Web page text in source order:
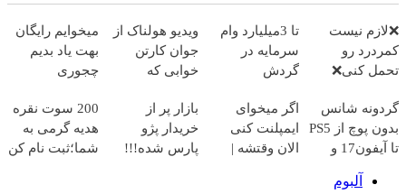
❌لازم نیست
کمردرد رو
تحمل کنی❌
جراحی و قرص
(پرسشنامه)
تا 3میلیارد وام
سرمایه در
گردش
فروشگاهت رو
ثبت کن
ویدیو هولناک از
جوان کارتن
خوابی که
آموزش رایگان
میخوایم رایگان
بهت یاد بدیم
چجوری
نداری امتحانش
مجانیه
گردونه شانس
بدون پوچ از PS5
تا آیفون17 و
اگر میخوای
ایمپلنت کنی
الان وقتشه |
بازار پر از
خریدار پژو
پارس شده!!!
200 سوت نقره
هدیه گرمی به
شما؛ثبت نام کن
آلبوم